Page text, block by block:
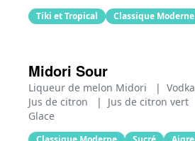
Tiki et Tropical Classique Moderne
Midori Sour
Liqueur de melon Midori | Vodka
Jus de citron
| Jus de citron vert
Glace